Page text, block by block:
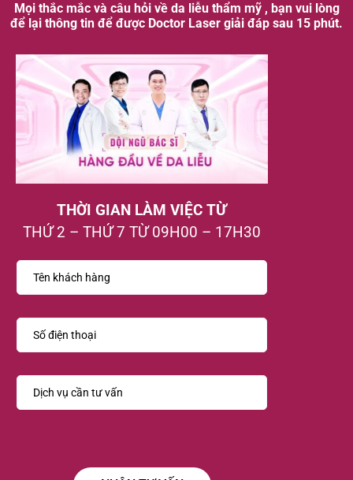
Mọi thắc mắc và câu hỏi về da liễu thẩm mỹ , bạn vui lòng
để lại thông tin để được Doctor Laser giải đáp sau 15 phút.
THỜI GIAN LÀM VIỆC TỪ
THỨ 2 – THỨ 7 TỪ 09H00 – 17H30